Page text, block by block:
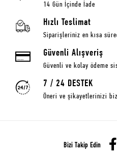
14 Gün İçinde İade
Hızlı Teslimat
Siparişleriniz en kısa
Güvenli Alışveriş
Güvenli ve kolay ödeme
7 / 24 DESTEK
Öneri ve şikayetlerinizi
Bizi Takip Edin